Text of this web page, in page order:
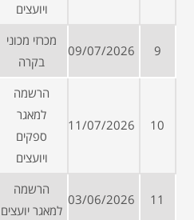
ויועצים
9
09/07/2026
מכרזי מכוני
בקרה
10
11/07/2026
הרשמה
למאגר
ספקים
ויועצים
11
03/06/2026
הרשמה
למאגר יועצים